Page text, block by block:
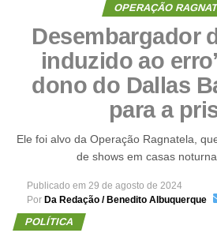
OPERAÇÃO
Desembargador
induzido ao
dono do Dallas
para a
Ele foi alvo da Operação Ragnatela,
de shows em casas
Publicado em 29 de agosto de 2024
Por Da Redação / Benedito Albuquerque
POLÍTICA